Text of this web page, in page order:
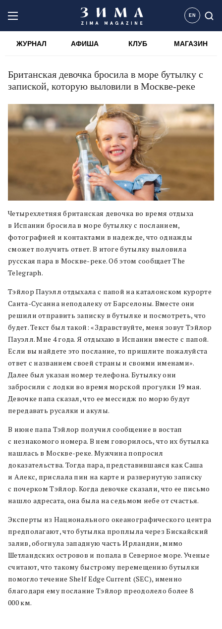
EN
ЖУРНАЛ АФИША КЛУБ МАГАЗИН
Британская девочка бросила в море бутылку с
запиской, которую выловили в Москве-реке
Четырехлетняя британская девочка во время отдыха
в Испании бросила в море бутылку с посланием,
фотографией и контактами в надежде, что однажды
сможет получить ответ. В итоге бутылку выловила
русская пара в Москве-реке. Об этом сообщает The
Telegraph.
Тэйлор Пауэлл отдыхала с папой на каталонском курорте
Санта-Сусанна неподалеку от Барселоны. Вместе они
решили отправить записку в бутылке и посмотреть, что
будет. Текст был такой: «Здравствуйте, меня зовут Тэйлор
Пауэлл. Мне 4 года. Я отдыхаю в Испании вместе с папой.
Если вы найдете это послание, то пришлите пожалуйста
ответ с названием своей страны и своими именами».
Далее был указан номер телефона. Бутылку они
забросили с лодки во время морской прогулки 19 мая.
Девочке папа сказал, что ее мессидж по морю будут
передавать русалки и акулы.
В июне папа Тэйлор получил сообщение в востап
с незнакомого номера. В нем говорилось, что их бутылка
нашлась в Москве-реке. Мужчина попросил
доказательства. Тогда пара, представившаяся как Саша
и Алекс, прислала пин на карте и развернутую записку
с почерком Тэйлор. Когда девочке сказали, что ее письмо
нашло адресата, она была на седьмом небе от счастья.
Эксперты из Национального океанографического центра
предполагают, что бутылка проплыла через Бискайский
залив, обогнула западную часть Ирландии, мимо
Шетландских островов и попала в Северное море. Ученые
считают, что такому быстрому перемещению бутылки
помогло течение Shelf Edge Current (SEC), именно
благодаря ему послание Тэйлор преодолело более 8
000 км.